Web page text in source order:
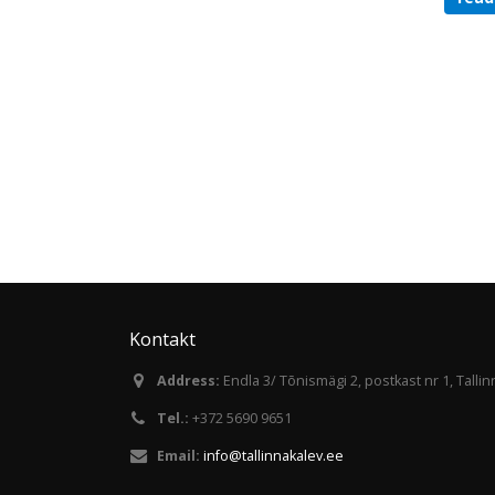
Kontakt
Address: Endla 3/ Tõnismägi 2, postkast nr 1,
Tel.: +372 5690 9651
Email: info@tallinnakalev.ee